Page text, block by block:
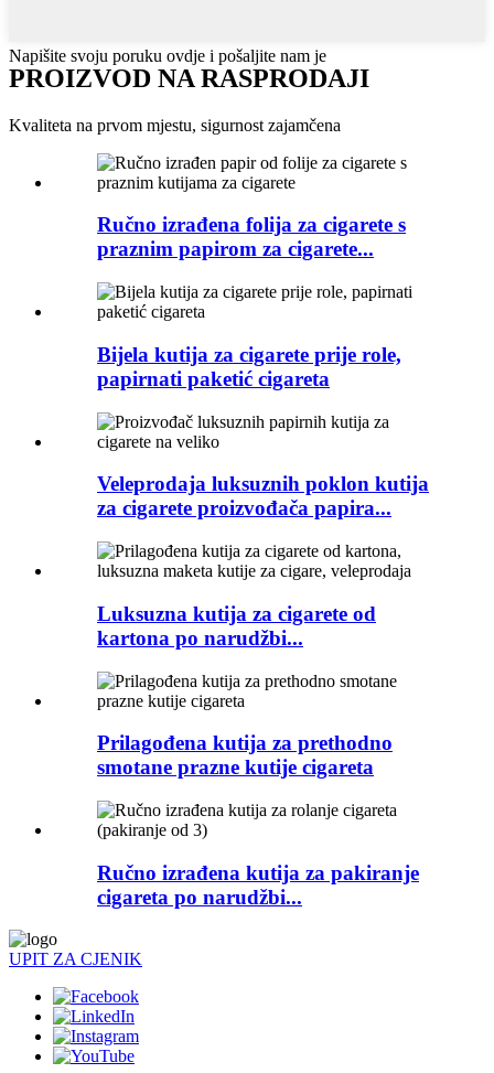
Napišite svoju poruku ovdje i pošaljite nam je
PROIZVOD NA RASPRODAJI
Kvaliteta na prvom mjestu, sigurnost zajamčena
Ručno izrađena folija za cigarete s
praznim papirom za cigarete...
Bijela kutija za cigarete prije role,
papirnati paketić cigareta
Veleprodaja luksuznih poklon kutija
za cigarete proizvođača papira...
Luksuzna kutija za cigarete od
kartona po narudžbi...
Prilagođena kutija za prethodno
smotane prazne kutije cigareta
Ručno izrađena kutija za pakiranje
cigareta po narudžbi...
UPIT ZA CJENIK